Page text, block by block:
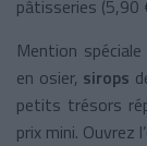
pâtisseries (5,90
Mention
en osier, sirops
petits trésors
prix mini. Ouvrez